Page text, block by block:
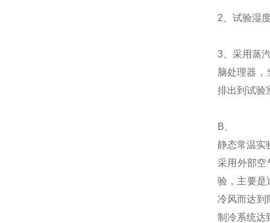
2、试验湿
3、采用蒸
脑处理器
排出到试验
B、
静态常温实
采用外部空
验，主要是
冷风而达到
制冷系统达